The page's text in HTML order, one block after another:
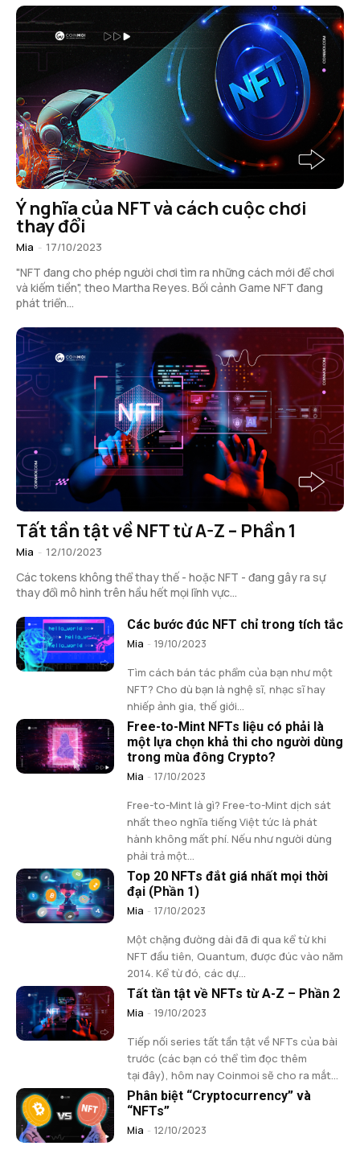
Ý nghĩa của NFT và cách cuộc chơi
thay đổi
Mia - 17/10/2023
"NFT đang cho phép người chơi tìm ra những cách mới để chơi
và kiếm tiền", theo Martha Reyes. Bối cảnh Game NFT đang
phát triển...
Tất tần tật về NFT từ A-Z – Phần 1
Mia - 12/10/2023
Các tokens không thể thay thế - hoặc NFT - đang gây ra sự
thay đổi mô hình trên hầu hết mọi lĩnh vực...
Các bước đúc NFT chỉ trong tích tắc
Mia - 19/10/2023
Tìm cách bán tác phẩm của bạn như một
NFT? Cho dù bạn là nghệ sĩ, nhạc sĩ hay
nhiếp ảnh gia, thế giới...
Free-to-Mint NFTs liệu có phải là
một lựa chọn khả thi cho người dùng
trong mùa đông Crypto?
Mia - 17/10/2023
Free-to-Mint là gì? Free-to-Mint dịch sát
nhất theo nghĩa tiếng Việt tức là phát
hành không mất phí. Nếu như người dùng
phải trả một...
Top 20 NFTs đắt giá nhất mọi thời
đại (Phần 1)
Mia - 17/10/2023
Một chặng đường dài đã đi qua kể từ khi
NFT đầu tiên, Quantum, được đúc vào năm
2014. Kể từ đó, các dự...
Tất tần tật về NFTs từ A-Z – Phần 2
Mia - 19/10/2023
Tiếp nối series tất tần tật về NFTs của bài
trước (các bạn có thể tìm đọc thêm
tại đây), hôm nay Coinmoi sẽ cho ra mắt...
Phân biệt “Cryptocurrency” và
“NFTs”
Mia - 12/10/2023